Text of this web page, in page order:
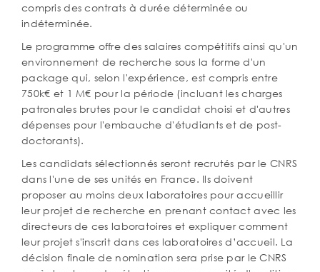
compris des contrats à durée déterminée ou
indéterminée.
Le programme offre des salaires compétitifs ainsi qu'un
environnement de recherche sous la forme d'un
package qui, selon l'expérience, est compris entre
750k€ et 1 M€ pour la période (incluant les charges
patronales brutes pour le candidat choisi et d'autres
dépenses pour l'embauche d'étudiants et de post-
doctorants).
Les candidats sélectionnés seront recrutés par le CNRS
dans l'une de ses unités en France. Ils doivent
proposer au moins deux laboratoires pour accueillir
leur projet de recherche en prenant contact avec les
directeurs de ces laboratoires et expliquer comment
leur projet s'inscrit dans ces laboratoires d’accueil. La
décision finale de nomination sera prise par le CNRS